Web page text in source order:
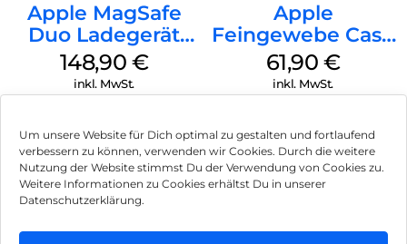
Um unsere Website für Dich optimal zu gestalten und fortlaufend
verbessern zu können, verwenden wir Cookies. Durch die weitere
Nutzung der Website stimmst Du der Verwendung von Cookies zu.
Weitere Informationen zu Cookies erhältst Du in unserer
Datenschutzerklärung.
Apple MagSafe
Duo Ladegerät
Weiß
148,90 €
inkl. MwSt.
Apple
Feingewebe Case
iPhone 15 Pro
MagSafe Schwarz
61,90 €
inkl. MwSt.
Impressum